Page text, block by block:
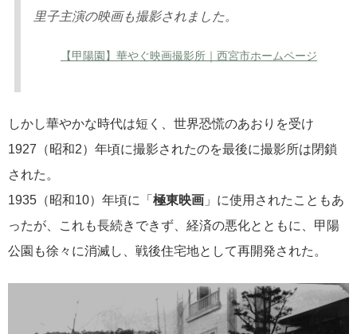
里子主演の映画も撮影されました。
【甲陽園】華やぐ映画撮影所｜西宮市ホームページ
しかし華やかな時代は短く、世界恐慌のあおりを受け
1927（昭和2）年頃に撮影されたのを最後に撮影所は閉鎖
された。
1935（昭和10）年頃に「 極東映画 」に使用されたこともあ
ったが、これも長続きできず、経済の悪化とともに、甲陽
公園も徐々に消滅し、戦後住宅地として再開発された。